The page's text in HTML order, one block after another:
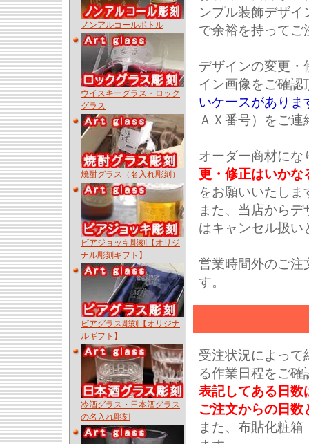
ノンアルコールボトル
ウイスキーグラス・ロック
グラス
焼酎グラス（名入れ彫刻）
ビアジョッキ彫刻【オリジ
ナル彫刻ギフト】
ビアグラス彫刻【オリジナ
ルギフト】
冷酒グラス・日本酒グラス
の名入れ彫刻
ンプル装飾デザ
で余裕を持ってご
デザインの変更・
イン画像をご確認
いケースがありま
ＡＸ番号）をご連
オーダー商材にな
更・修正はいかな
をお願いいたしま
また、当店から
はキャンセル扱い
営業時間外のご注
す。
受注状況によって
る作業日程をご確
表記してある日数
ご注文からの日
また、布貼化粧